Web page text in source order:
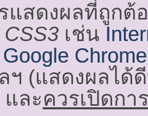
แสดงผลที่ถูกต้
CSS3 เช่น
Google
ฯ (แสดงผลได้
ละควรเปิดกา